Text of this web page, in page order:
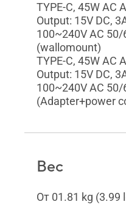
TYPE-C, 45W AC
Output: 15V DC,
100~240V AC 50/
(wallomount)
TYPE-C, 45W AC
Output: 15V DC,
100~240V AC 50/
(Adapter+power
Вес
От 01.81 kg (3.99